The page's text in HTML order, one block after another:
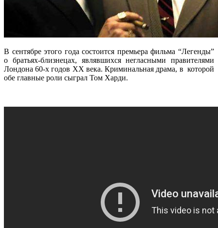
В сентябре этого года состоится премьера фильма “Легенды”
о братьях-близнецах, являвшихся негласными правителями
Лондона 60-х годов ХХ века. Криминальная драма, в которой
обе главные роли сыграл Том Харди.